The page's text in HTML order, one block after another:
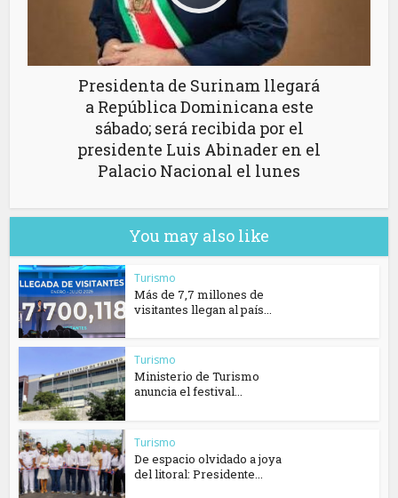
Presidenta de Surinam llegará
a República Dominicana este
sábado; será recibida por el
presidente Luis Abinader en el
Palacio Nacional el lunes
You may also like
Turismo
Más de 7,7 millones de
visitantes llegan al país...
Turismo
Ministerio de Turismo
anuncia el festival...
Turismo
De espacio olvidado a joya
del litoral: Presidente...